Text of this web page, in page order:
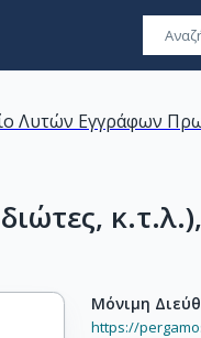
Λυτών Εγγράφων
Μόνιμη
https://